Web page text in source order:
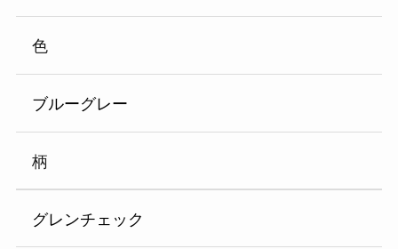
色
ブルーグレー
柄
グレンチェック